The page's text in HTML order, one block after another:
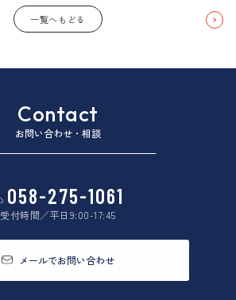
一覧へもどる
Contact
お問い合わせ・相談
058-275-1061
受付時間／平日9:00-17:45
メールでお問い合わせ